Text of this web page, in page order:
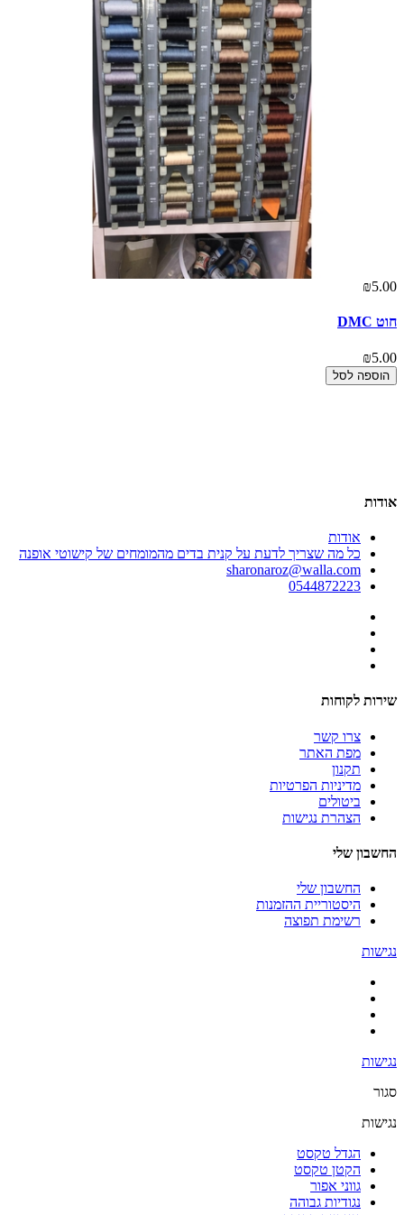
₪5.00
חוט DMC
₪5.00
הוספה לסל
אודות
אודות
כל מה שצריך לדעת על קנית בדים מהמומחים של קישוטי אופנה
sharonaroz@walla.com
0544872223
שירות לקוחות
צרו קשר
מפת האתר
תקנון
מדיניות הפרטיות
ביטולים
הצהרת נגישות
החשבון שלי
החשבון שלי
היסטוריית ההזמנות
רשימת תפוצה
נגישות
נגישות
סגור
נגישות
הגדל טקסט
הקטן טקסט
גווני אפור
נגודיות גבוהה